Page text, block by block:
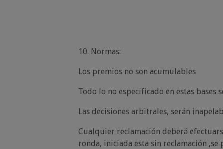
10. Normas:
Los premios no son acumulables
Todo lo no especificado en estas bases
Las decisiones arbitrales, serán
Cualquier reclamación deberá
ronda, iniciada esta sin reclamación ,se